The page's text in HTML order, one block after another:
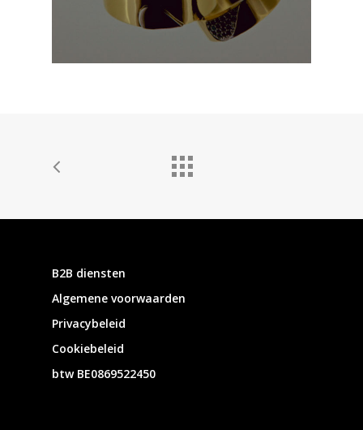
B2B diensten
Algemene voorwaarden
Privacybeleid
Cookiebeleid
btw BE0869522450